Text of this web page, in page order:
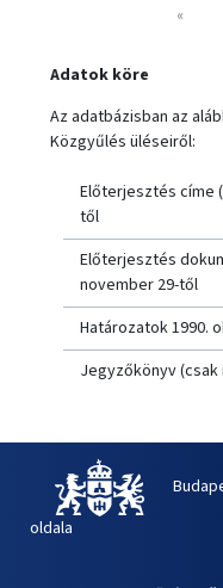
«
Adatok köre
Az adatbázisban az
Közgyűlés üléseiről:
Előterjesztés címe
től
Előterjesztés
november 29-től
Határozatok 1990.
Jegyzőkönyv
oldala